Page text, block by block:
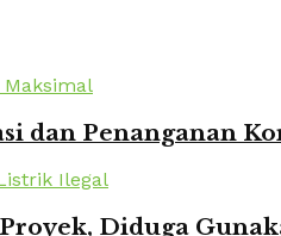
dan Penanganan
Diduga